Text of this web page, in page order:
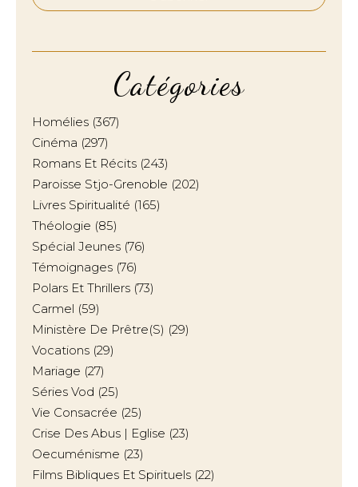
Catégories
Homélies (367)
Cinéma (297)
Romans Et Récits (243)
Paroisse Stjo-Grenoble (202)
Livres Spiritualité (165)
Théologie (85)
Spécial Jeunes (76)
Témoignages (76)
Polars Et Thrillers (73)
Carmel (59)
Ministère De Prêtre(s) (29)
Vocations (29)
Mariage (27)
Séries Vod (25)
Vie Consacrée (25)
Crise Des Abus | Eglise (23)
Oecuménisme (23)
Films Bibliques Et Spirituels (22)